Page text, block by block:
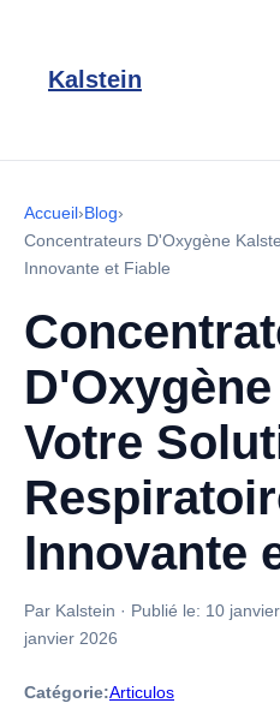
Kalstein
Accueil›Blog›
Concentrateurs D'Oxygène
Innovante et Fiable
Votre
Innovante
Par Kalstein · Publié le: 10
janvier 2026
Catégorie:Articulos